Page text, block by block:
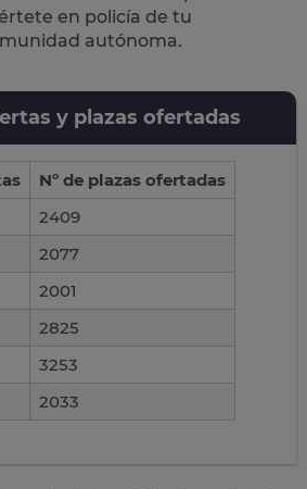
en policía de tu
autónoma.
y plazas ofertadas
Nº de plazas ofertadas
2409
2077
2001
2825
3253
2033